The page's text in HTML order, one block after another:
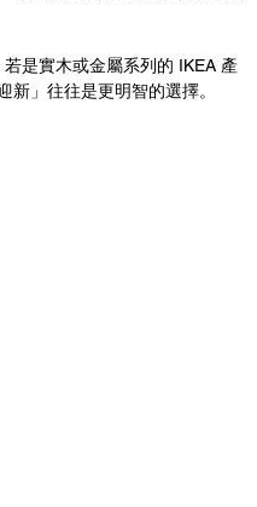
是實木或金屬系列的 IKEA 產
」往往是更明智的選擇。